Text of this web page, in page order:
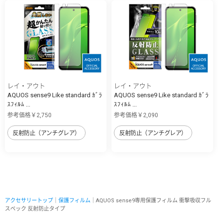
レイ・アウト
AQUOS sense9 Like standard ｶﾞﾗ
ｽﾌｨﾙﾑ ...
参考価格￥2,750
反射防止（アンチグレア）
レイ・アウト
AQUOS sense9 Like standard ｶﾞﾗ
ｽﾌｨﾙﾑ ...
参考価格￥2,090
反射防止（アンチグレア）
アクセサリートップ 保護フィルム ｜AQUOS sense9専用保護フィルム 衝撃吸収フル
スペック 反射防止タイプ